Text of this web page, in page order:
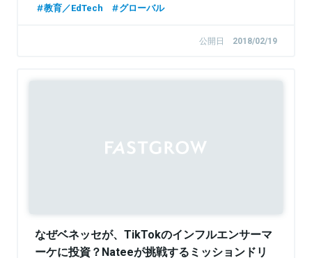
教育／EdTech グローバル
公開日 2018/02/19
なぜベネッセが、TikTokのインフルエンサーマ
ーケに投資？Nateeが挑戦するミッションドリ